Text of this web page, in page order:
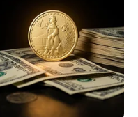
izləyin
90 86